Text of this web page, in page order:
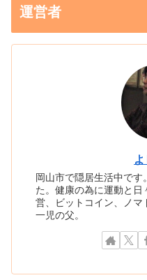
運営者
岡山市で隠居生活中で
た。健康の為に運動と
営、ビットコイン、ノマ
一児の父。